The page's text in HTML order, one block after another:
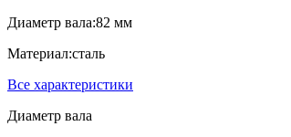
Диаметр вала:82 мм
Материал:сталь
Все характеристики
Диаметр вала